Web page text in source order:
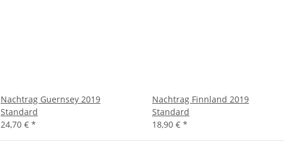
Nachtrag Guernsey 2019
Standard
24,70 € *
Nachtrag Finnland 2019
Standard
18,90 € *